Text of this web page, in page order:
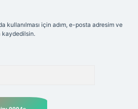
kullanılması için adım, e-posta adresim ve
kaydedilsin.